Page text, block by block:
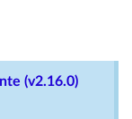
(v2.16.0)